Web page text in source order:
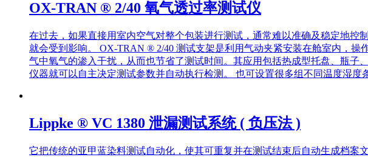
OX-TRAN ® 2/40 氧气透过率测试仪
在过去，如果直接用室内空气对整个包装进行测试，通常难以准确及稳定地
就会受到影响。 OX-TRAN ® 2/40 测试支架是利用气动夹紧安装在舱室内，
气中氧气的渗入干扰，从而也节省了测试时间。其应用包括热成型托盘、瓶子
仪器就可以自主决定测试参数并自动执行检测。 也可设置很多组不同温度湿度
Lippke ® VC 1380 泄漏测试系统 ( 负压法 )
它把传统的亚甲蓝染料测试自动化，使其可重复并在测试结束后自动生成档